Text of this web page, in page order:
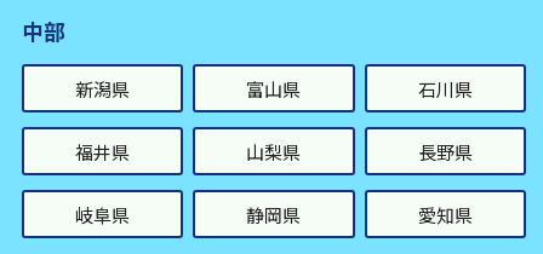
中部
新潟県 富山県 石川県
福井県 山梨県 長野県
岐阜県 静岡県 愛知県